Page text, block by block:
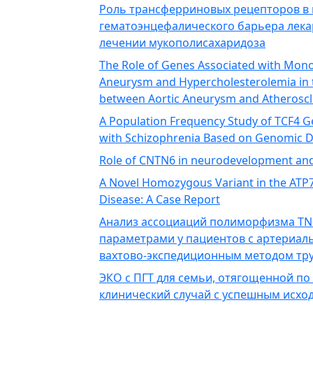
Роль трансферриновых рецепторов
гематоэнцефалического барьера
лечении мукополисахаридоза
The Role of Genes Associated with
Aneurysm and Hypercholesterolemia
between Aortic Aneurysm and
A Population Frequency Study of TCF4
with Schizophrenia Based on Genomic
Role of CNTN6 in neurodevelopment
A Novel Homozygous Variant in the
Disease: A Case Report
Анализ ассоциаций полиморфизма
параметрами у пациентов с
вахтово-экспедиционным методом
ЭКО с ПГТ для семьи, отягощенной по
клинический случай с успешным